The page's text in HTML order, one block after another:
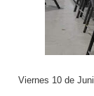
Viernes 10 de